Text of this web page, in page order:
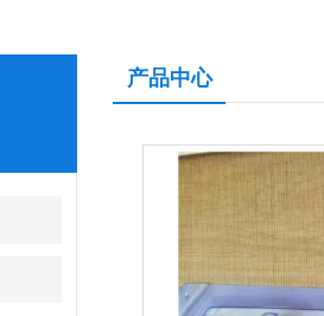
产品中心